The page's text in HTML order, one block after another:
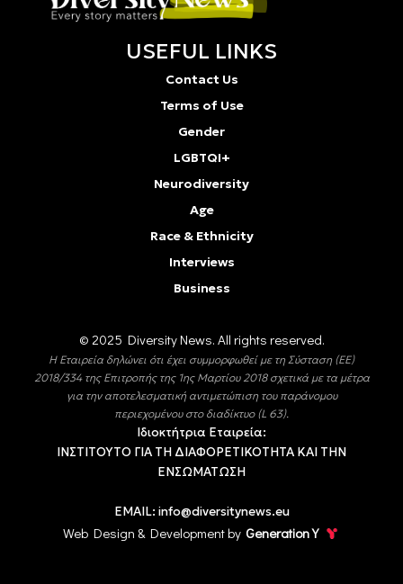
USEFUL LINKS
Contact Us
Terms of Use
Gender
LGBTQI+
Neurodiversity
Age
Race & Ethnicity
Interviews
Business
© 2025 Diversity Νews. All rights reserved.
Η Εταιρεία δηλώνει ότι έχει συμμορφωθεί με τη Σύσταση (ΕΕ)
2018/334 της Επιτροπής της 1ης Μαρτίου 2018 σχετικά με τα μέτρα
για την αποτελεσματική αντιμετώπιση του παράνομου
περιεχομένου στο διαδίκτυο (L 63).
Ιδιοκτήτρια Εταιρεία:
ΙΝΣΤΙΤΟΥΤΟ ΓΙΑ ΤΗ ΔΙΑΦΟΡΕΤΙΚΟΤΗΤΑ ΚΑΙ ΤΗΝ
ΕΝΣΩΜΑΤΩΣΗ
EMAIL: info@diversitynews.eu
Web Design & Development by Generation Y